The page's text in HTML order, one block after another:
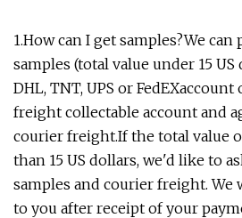
1.How can I get samples?We
samples (total value under 15
DHL, TNT, UPS or
freight collectable account and
courier freight.If the total value
than 15 US dollars, we'd like to
samples and courier freight. We
to you after receipt of your